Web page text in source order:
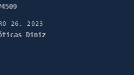
26, 2023
Diniz